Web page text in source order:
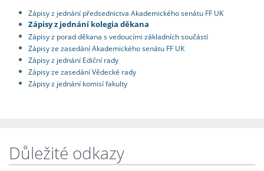
Zápisy z jednání předsednictva Akademického senátu FF UK
Zápisy z jednání kolegia děkana
Zápisy z porad děkana s vedoucími základních součástí
Zápisy ze zasedání Akademického senátu FF UK
Zápisy z jednání Ediční rady
Zápisy ze zasedání Vědecké rady
Zápisy z jednání komisí fakulty
Důležité odkazy